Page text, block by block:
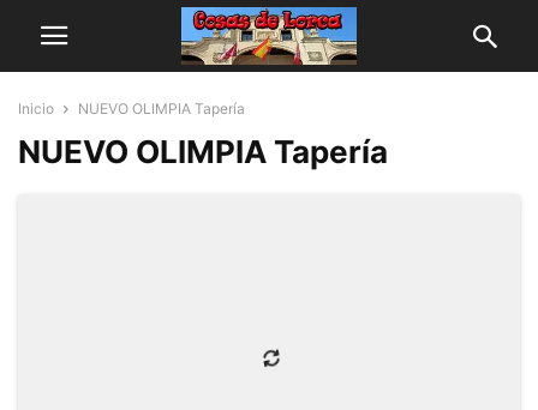
Inicio NUEVO OLIMPIA Tapería
NUEVO OLIMPIA Tapería